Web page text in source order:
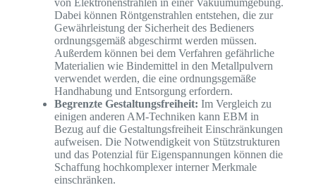
von Elektronenstrahlen in einer Vakuumumgebung.
Dabei können Röntgenstrahlen entstehen, die zur
Gewährleistung der Sicherheit des Bedieners
ordnungsgemäß abgeschirmt werden müssen.
Außerdem können bei dem Verfahren gefährliche
Materialien wie Bindemittel in den Metallpulvern
verwendet werden, die eine ordnungsgemäße
Handhabung und Entsorgung erfordern.
Begrenzte Gestaltungsfreiheit: Im Vergleich zu
einigen anderen AM-Techniken kann EBM in
Bezug auf die Gestaltungsfreiheit Einschränkungen
aufweisen. Die Notwendigkeit von Stützstrukturen
und das Potenzial für Eigenspannungen können die
Schaffung hochkomplexer interner Merkmale
einschränken.